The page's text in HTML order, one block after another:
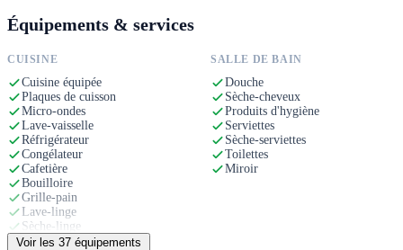
Équipements & services
CUISINE
Cuisine équipée
Plaques de cuisson
Micro-ondes
Lave-vaisselle
Réfrigérateur
Congélateur
Cafetière
Bouilloire
Grille-pain
Lave-linge
Sèche-linge
Ustensiles de cuisine
SALLE DE BAIN
Douche
Sèche-cheveux
Produits d'hygiène
Serviettes
Sèche-serviettes
Toilettes
Miroir
Voir les 37 équipements